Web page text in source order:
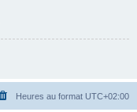
Heures au format UTC+02:00